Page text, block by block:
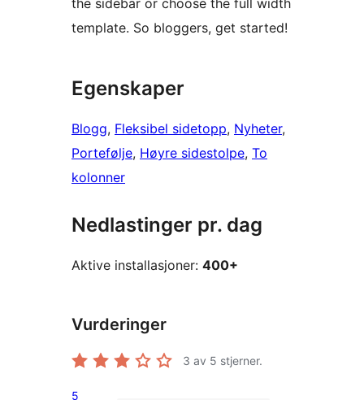
the sidebar or choose the full width
template. So bloggers, get started!
Egenskaper
Blogg, Fleksibel sidetopp, Nyheter
Portefølje, Høyre sidestolpe, To
kolonner
Nedlastinger pr. dag
Aktive installasjoner: 400+
Vurderinger
3 av 5 stjerner.
5